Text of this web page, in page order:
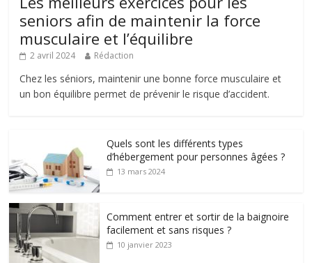
seniors afin de maintenir la force
musculaire et l’équilibre
2 avril 2024 Rédaction
Chez les séniors, maintenir une bonne force musculaire et
un bon équilibre permet de prévenir le risque d’accident.
Quels sont les différents types
d’hébergement pour personnes âgées ?
13 mars 2024
Comment entrer et sortir de la baignoire
facilement et sans risques ?
10 janvier 2023